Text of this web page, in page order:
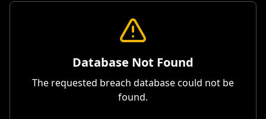
Database Not Found
The requested breach database could not be
found.